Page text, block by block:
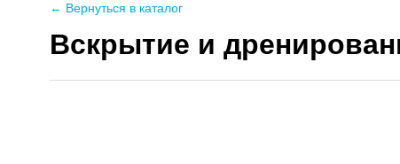
← Вернуться в каталог
Вскрытие и